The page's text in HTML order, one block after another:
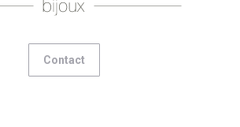
Contact